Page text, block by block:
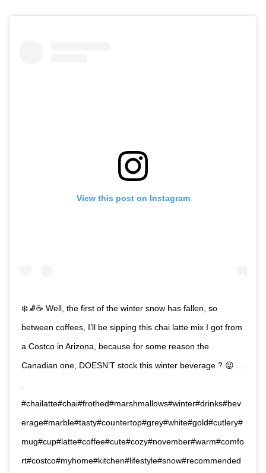
View this post on Instagram
❄️🧦☕️ Well, the first of the winter snow has fallen, so
between coffees, I’ll be sipping this chai latte mix I got from
a Costco in Arizona, because for some reason the
Canadian one, DOESN’T stock this winter beverage ? 😜 . .
#chailatte#chai#frothed#marshmallows#winter#drinks#bev
erage#marble#tasty#countertop#grey#white#gold#cutlery#
mug#cup#latte#coffee#cute#cozy#november#warm#comfo
rt#costco#myhome#kitchen#lifestyle#snow#recommended